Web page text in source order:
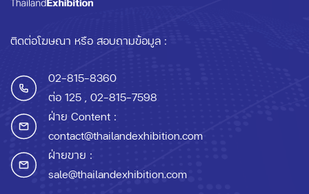
ติดต่อโฆษณา หรือ สอบถามข้อมูล :
02-815-8360
ต่อ 125 , 02-815-7598
ฝ่าย Content :
contact@thailandexhibition.com
ฝ่ายขาย :
sale@thailandexhibition.com